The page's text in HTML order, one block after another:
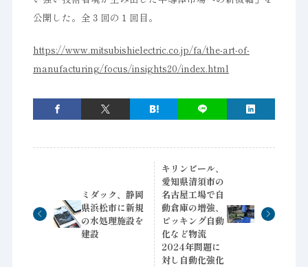
公開した。全３回の１回目。
https://www.mitsubishielectric.co.jp/fa/the-art-of-
manufacturing/focus/insights20/index.html
ミダック、静岡
県浜松市に新規
の水処理施設を
建設
キリンビール、
愛知県清須市の
名古屋工場で自
動倉庫の増強、
ピッキング自動
化など物流
2024年問題に
対し自動化強化